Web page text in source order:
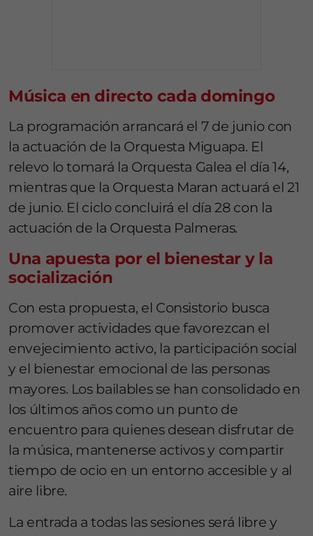
Música en directo cada domingo
La programación arrancará el 7 de junio con
la actuación de la Orquesta Miguapa. El
relevo lo tomará la Orquesta Galea el día 14,
mientras que la Orquesta Maran actuará el 21
de junio. El ciclo concluirá el día 28 con la
actuación de la Orquesta Palmeras.
Una apuesta por el bienestar y la
socialización
Con esta propuesta, el Consistorio busca
promover actividades que favorezcan el
envejecimiento activo, la participación social
y el bienestar emocional de las personas
mayores. Los bailables se han consolidado en
los últimos años como un punto de
encuentro para quienes desean disfrutar de
la música, mantenerse activos y compartir
tiempo de ocio en un entorno accesible y al
aire libre.
La entrada a todas las sesiones será libre y